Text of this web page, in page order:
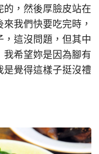
，然後厚臉皮站在
我們快要吃完時，
這沒問題，但其中
我希望妳是因為腳有
是覺得這樣子挺沒禮